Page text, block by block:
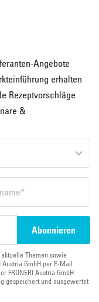
Angebote
erhalten
Rezeptvorschläge
&
Themen sowie
GmbH per E-Mail
FRONERI Austria GmbH
gespeichert und ausgewertet